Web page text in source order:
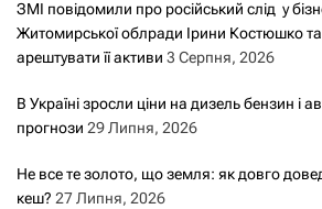
ЗМІ повідомили про російський слід у
Житомирської облради Ірини Костюшко
арештувати її активи 3 Серпня, 2026
В Україні зросли ціни на дизель бензин і
прогнози 29 Липня, 2026
Не все те золото, що земля: як довго
кеш? 27 Липня, 2026